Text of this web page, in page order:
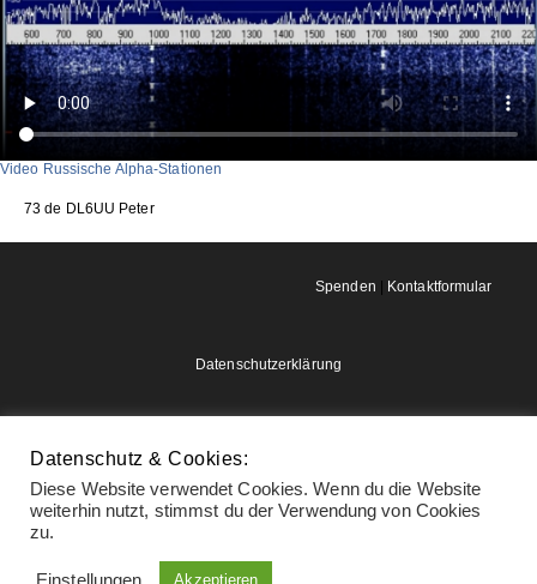
Video Russische Alpha-Stationen
73 de DL6UU Peter
Spenden | Kontaktformular
Datenschutzerklärung
Datenschutz & Cookies:
Diese Website verwendet Cookies. Wenn du die Website
weiterhin nutzt, stimmst du der Verwendung von Cookies
zu.
Einstellungen Akzeptieren